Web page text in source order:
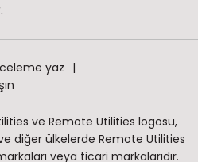
yaz
ve Remote Utilities logosu,
diğer ülkelerde Remote Utilities
veya ticari markalarıdır.